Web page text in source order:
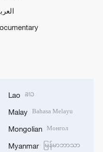
Lao ລາວ
Malay Bahasa Melayu
Mongolian Монгол
Myanmar မြန်မာဘာသာ